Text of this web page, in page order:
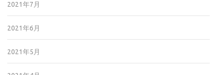
2021年7月
2021年6月
2021年5月